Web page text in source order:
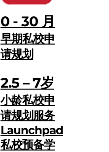
0 - 30 月
早期私校申
请规划
2.5 – 7岁
小龄私校申
请规划服务
Launchpad
私校预备学